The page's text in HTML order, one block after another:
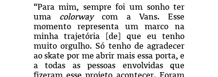
“Para mim, sempre foi um sonho ter
uma colorwaycom a Vans. Esse
momento representa um marco na
minha trajetória [de] que eu tenho
muito orgulho. Só tenho de agradecer
ao skate por me abrir mais essa porta, e
a todas as pessoas envolvidas que
fizeram esse projeto acontecer. Foram